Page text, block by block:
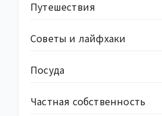
Путешествия
Советы и лайфхаки
Посуда
Частная собственность